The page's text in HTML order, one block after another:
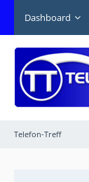
Dashboard
Telefon-Treff